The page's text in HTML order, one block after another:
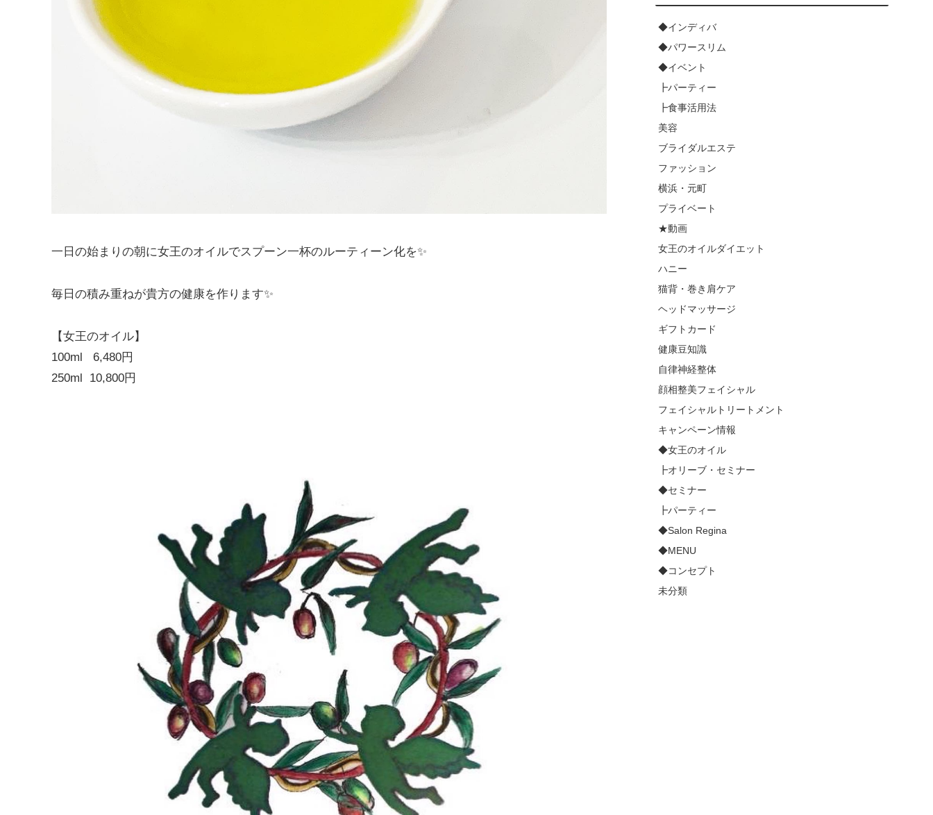
一日の始まりの朝に女王のオイルでスプーン一杯のルーティーン化を✨
毎日の積み重ねが貴方の健康を作ります✨
【女王のオイル】
100ml 6,480円
250ml 10,800円
◆インディバ
◆パワースリム
◆イベント
┣パーティー
┣食事活用法
美容
ブライダルエステ
ファッション
横浜・元町
プライベート
★動画
女王のオイルダイエット
ハニー
猫背・巻き肩ケア
ヘッドマッサージ
ギフトカード
健康豆知識
自律神経整体
顔相整美フェイシャル
フェイシャルトリートメント
キャンペーン情報
◆女王のオイル
┣オリーブ・セミナー
◆セミナー
┣パーティー
◆Salon Regina
◆MENU
◆コンセプト
未分類